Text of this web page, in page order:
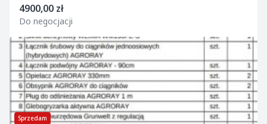
4900,00 zł
Do negocjacji
Sprzedam